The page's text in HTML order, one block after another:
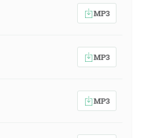
MP3
MP3
MP3